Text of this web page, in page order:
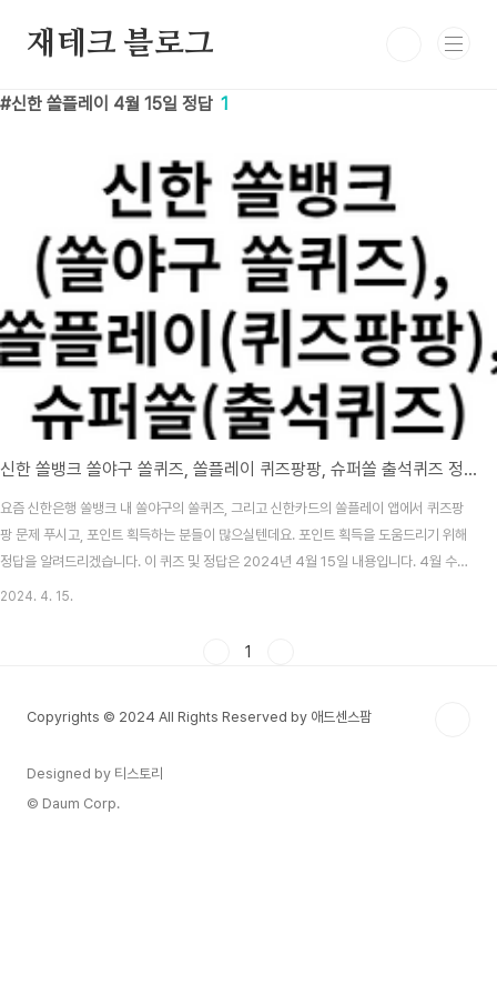
재테크 블로그
신한 쏠플레이 4월 15일 정답 1
신한 쏠뱅크 쏠야구 쏠퀴즈, 쏠플레이 퀴즈팡팡, 슈퍼쏠 출석퀴즈 정답 4월 15일
요즘 신한은행 쏠뱅크 내 쏠야구의 쏠퀴즈, 그리고 신한카드의 쏠플레이 앱에서 퀴즈팡
팡 문제 푸시고, 포인트 획득하는 분들이 많으실텐데요. 포인트 획득을 도움드리기 위해
정답을 알려드리겠습니다. 이 퀴즈 및 정답은 2024년 4월 15일 내용입니다. 4월 수산
대전 상품권 할인 받기 - 20% 저렴한 가격! + 제로페이 목차 신한 쏠뱅크 쏠야구(쏠퀴
계가 스트라..
2024. 4. 15.
1
Copyrights © 2024 All Rights Reserved by 애드센스팜
Designed by 티스토리
© Daum Corp.